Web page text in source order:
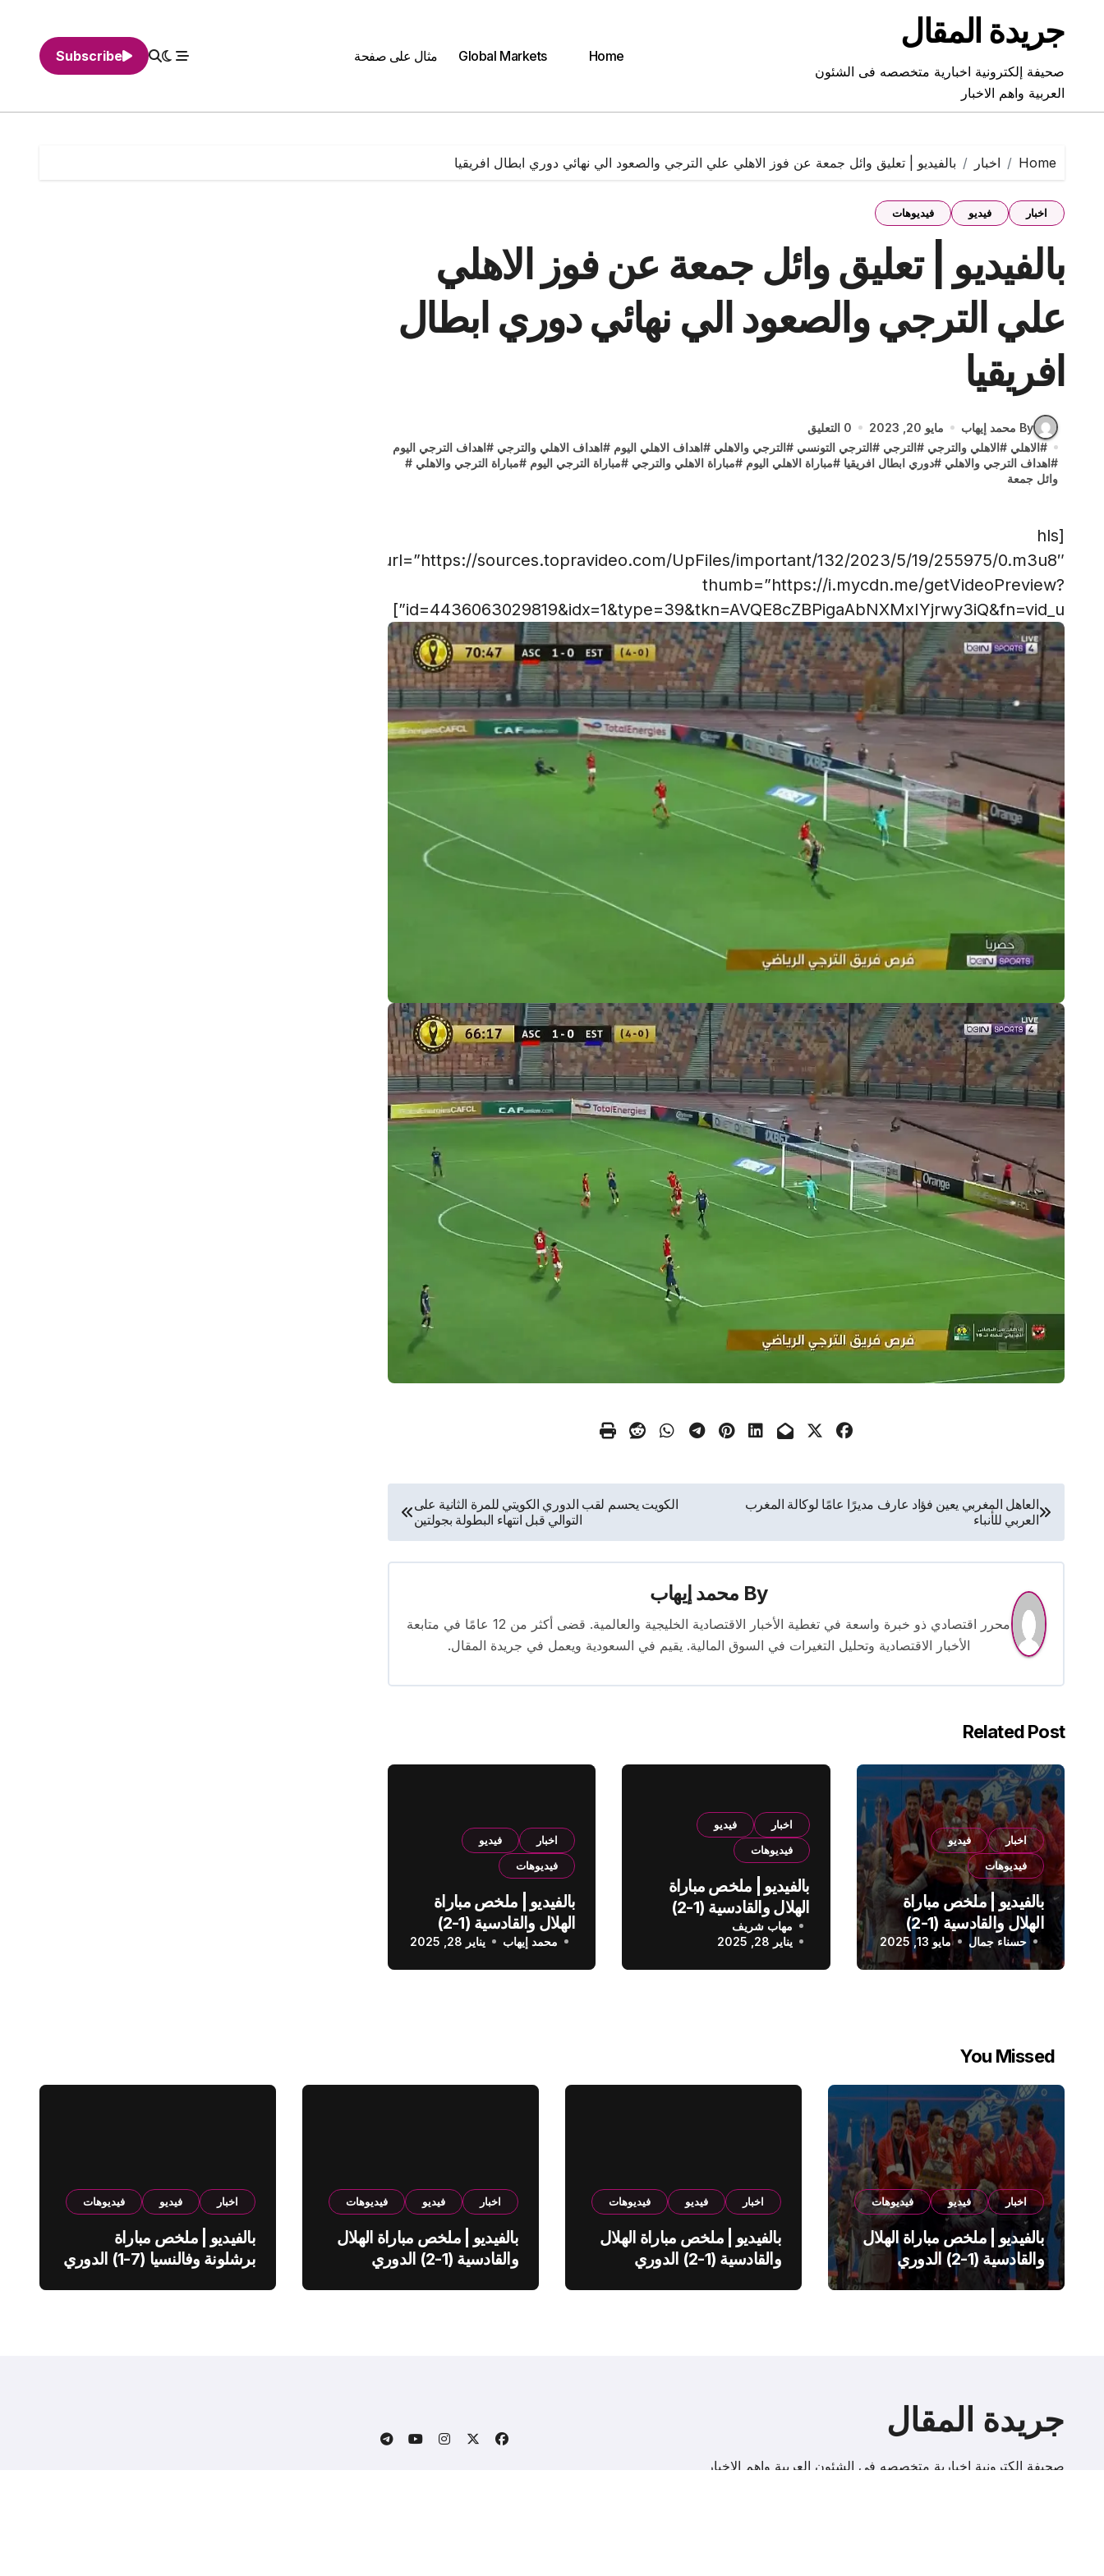
contentجريدة المقال
صحيفة إلكترونية اخبارية متخصصه فى الشئون
العربية واهم الاخبار
Home
Global Markets مثال على صفحة Subscribe
Home اخبار بالفيديو | تعليق وائل جمعة عن فوز الاهلي علي الترجي والصعود الي نهائي دوري ابطال افريقيا
اخبار فيديو فيديوهات
بالفيديو | تعليق وائل جمعة عن فوز الاهلي
علي الترجي والصعود الي نهائي دوري ابطال
افريقيا
By محمد إيهاب مايو 20, 2023
0 التعليق
#الاهلي #الاهلي والترجي #الترجي #الترجي التونسي #الترجي والاهلي #اهداف الاهلي اليوم #اهداف الاهلي والترجي #اهداف الترجي اليوم
#اهداف الترجي والاهلي #دوري ابطال افريقيا #مباراة الاهلي اليوم #مباراة الاهلي والترجي #مباراة الترجي اليوم #مباراة الترجي والاهلي #
وائل جمعة
[hls
url=”https://sources.topravideo.com/UpFiles/important/132/2023/5/19/255975/0.m3u8″
thumb=”https://i.mycdn.me/getVideoPreview?
id=4436063029819&idx=1&type=39&tkn=AVQE8cZBPigaAbNXMxIYjrwy3iQ&fn=vid_u”]
تصفّح
المقالات
العاهل المغربي يعين فؤاد عارف مديرًا عامًا لوكالة المغرب
العربي للأنباء
الكويت يحسم لقب الدوري الكويتي للمرة الثانية على
التوالي قبل انتهاء البطولة بجولتين
By محمد إيهاب
محرر اقتصادي ذو خبرة واسعة في تغطية الأخبار الاقتصادية الخليجية والعالمية. قضى أكثر من 12 عامًا في متابعة
الأخبار الاقتصادية وتحليل التغيرات في السوق المالية. يقيم في السعودية ويعمل في جريدة المقال.
Related Post
اخبار
فيديو
فيديوهات
بالفيديو | ملخص مباراة
الهلال والقادسية (1-2)
الدوري السعودي
حسناء جمال مايو 13, 2025
اخبار
فيديو
فيديوهات
بالفيديو | ملخص مباراة
الهلال والقادسية (1-2)
الدوري السعودي
مهاب شريف
يناير 28, 2025
اخبار
فيديو
فيديوهات
بالفيديو | ملخص مباراة
الهلال والقادسية (1-2)
الدوري السعودي
محمد إيهاب يناير 28, 2025
You Missed
اخبار فيديو فيديوهات
بالفيديو | ملخص مباراة الهلال
والقادسية (1-2) الدوري
السعودي
اخبار فيديو فيديوهات
بالفيديو | ملخص مباراة الهلال
والقادسية (1-2) الدوري
اخبار فيديو فيديوهات
بالفيديو | ملخص مباراة الهلال
والقادسية (1-2) الدوري
اخبار فيديو فيديوهات
بالفيديو | ملخص مباراة
برشلونة وفالنسيا (7-1) الدوري
جريدة المقال
صحيفة إلكترونية اخبارية متخصصه فى الشئون العربية واهم الاخبار